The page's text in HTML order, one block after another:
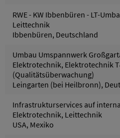
RWE - KW Ibbenbüren - LT-
Leittechnik
Ibbenbüren, Deutschland
Umbau Umspannwerk
Elektrotechnik, Elektrotechnik
(Qualitätsüberwachung)
Leingarten (bei Heilbronn),
Infrastrukturservices auf
Elektrotechnik, Leittechnik
USA, Mexiko